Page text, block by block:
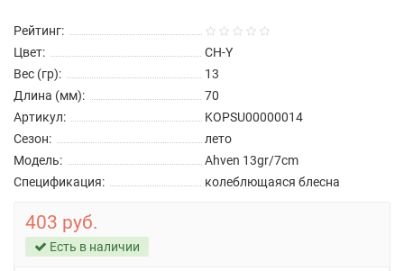
Рейтинг:
Цвет:
CH-Y
Вес (гр):
13
Длина (мм):
70
Артикул:
KOPSU00000014
Сезон:
лето
Модель:
Ahven 13gr/7cm
Спецификация:
колеблющаяся блесна
403 руб.
Есть в наличии